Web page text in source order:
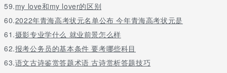
59.my love和my lover的区别
60.2022年青海高考状元名单公布 今年青海高考状元是
61.摄影专业学什么 就业前景怎么样
62.报考公务员的基本条件 要考哪些科目
63.语文古诗鉴赏答题术语 古诗赏析答题技巧